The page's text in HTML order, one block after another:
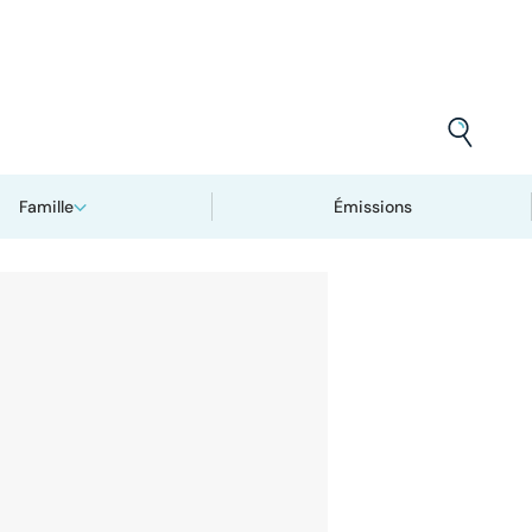
Famille Émissions